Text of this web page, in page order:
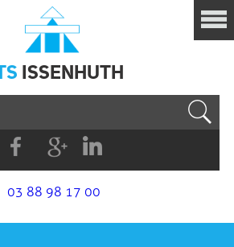
ISSENHUTH
G+
Linkedin
03 88 98 17 00